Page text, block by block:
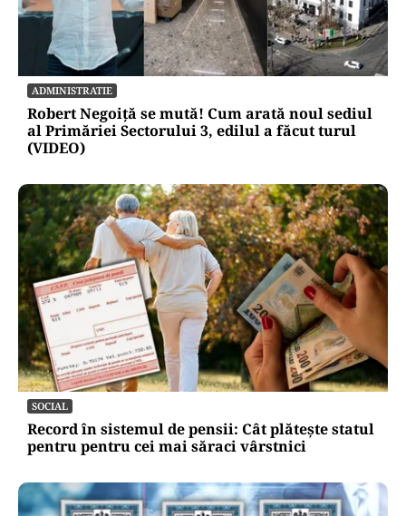
ADMINISTRATIE
Robert Negoiță se mută! Cum arată noul sediul
al Primăriei Sectorului 3, edilul a făcut turul
(VIDEO)
SOCIAL
Record în sistemul de pensii: Cât plătește statul
pentru pentru cei mai săraci vârstnici